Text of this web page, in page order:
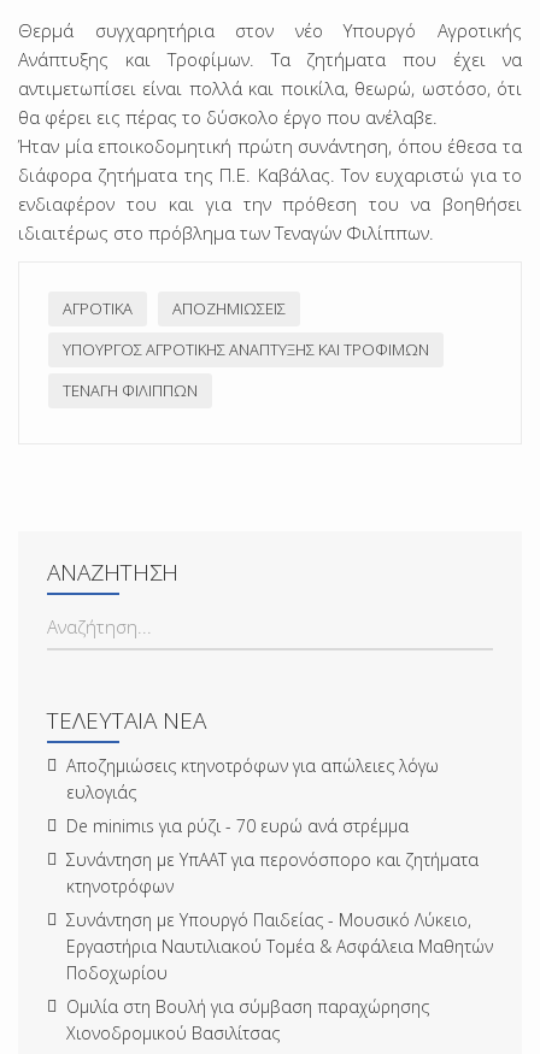
Θερμά συγχαρητήρια στον νέο Υπουργό Αγροτικής
Ανάπτυξης και Τροφίμων. Τα ζητήματα που έχει να
αντιμετωπίσει είναι πολλά και ποικίλα, θεωρώ, ωστόσο, ότι
θα φέρει εις πέρας το δύσκολο έργο που ανέλαβε.
Ήταν μία εποικοδομητική πρώτη συνάντηση, όπου έθεσα τα
διάφορα ζητήματα της Π.Ε. Καβάλας. Τον ευχαριστώ για το
ενδιαφέρον του και για την πρόθεση του να βοηθήσει
ιδιαιτέρως στο πρόβλημα των Τεναγών Φιλίππων.
ΑΓΡΟΤΙΚΆ
ΑΠΟΖΗΜΙΏΣΕΙΣ
ΥΠΟΥΡΓΌΣ ΑΓΡΟΤΙΚΉΣ ΑΝΆΠΤΥΞΗΣ ΚΑΙ ΤΡΟΦΊΜΩΝ
ΤΕΝΆΓΗ ΦΙΛΊΠΠΩΝ
ΑΝΑΖΉΤΗΣΗ
ΑΝΑΖΉΤΗΣΗ...
ΤΕΛΕΥΤΑΊΑ ΝΈΑ
Αποζημιώσεις κτηνοτρόφων για απώλειες λόγω
ευλογιάς
De minimιs για ρύζι - 70 ευρώ ανά στρέμμα
Συνάντηση με ΥπΑΑΤ για περονόσπορο και ζητήματα
κτηνοτρόφων
Συνάντηση με Υπουργό Παιδείας - Μουσικό Λύκειο,
Εργαστήρια Ναυτιλιακού Τομέα & Ασφάλεια Μαθητών
Ποδοχωρίου
Ομιλία στη Βουλή για σύμβαση παραχώρησης
Χιονοδρομικού Βασιλίτσας